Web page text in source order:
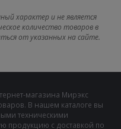
характер и не является
количество товаров в
от указанных на сайте.
магазина Мирэкс
В нашем каталоге вы
техническими
продукцию с доставкой по